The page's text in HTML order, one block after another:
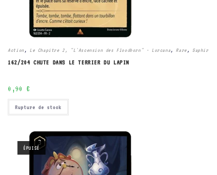
Action , Le Chapitre 2, "L'Ascension des Floodborn" - Lorcana, Rare , Saphir
162/204 CHUTE DANS LE TERRIER DU LAPIN
0,90 €
Rupture de stock
ÉPUISÉ